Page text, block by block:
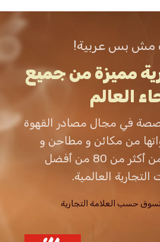
مش بس عربية!
مميزة من جميع
العالم
في مجال مصادر القهوة
من مكائن و مطاحن و
إكسسوارات من أكثر من 80 من أفضل
التجارية العالمية.
حسب العلامة التجارية